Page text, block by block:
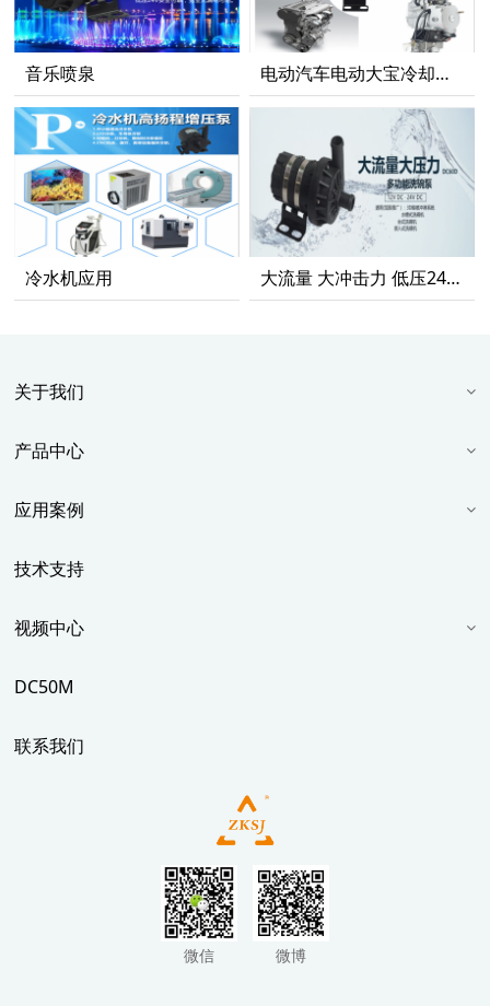
音乐喷泉 电动汽车电动大宝冷却循环系统
冷水机应用 大流量 大冲击力 低压24V洗碗机安全高效使用
关于我们
产品中心
应用案例
技术支持
视频中心
DC50M
联系我们
微信 微博